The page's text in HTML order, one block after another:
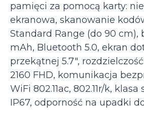
pamięci za pomocą karty:
ekranowa, skanowanie
Standard Range (do 90 cm),
mAh, Bluetooth 5.0, ekran
przekątnej 5.7″,
2160 FHD, komunikacja
WiFi 802.11ac, 802.11r/k,
IP67, odporność na upadki